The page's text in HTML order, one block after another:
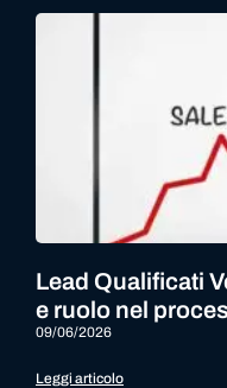
Lead Qualificati
e ruolo nel
09/06/2026
Leggi articolo